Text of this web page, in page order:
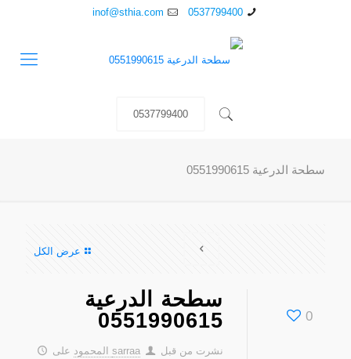
0537799400
inof@sthia.com
0537799400
سطحة الدرعية 0551990615
عرض الكل
0
سطحة الدرعية
0551990615
نشرت من قبل sarraa المحمود
على